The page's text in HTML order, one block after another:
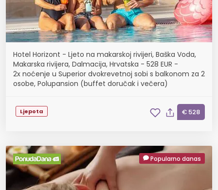
Hotel Horizont - Ljeto na makarskoj rivijeri, Baška Voda,
Makarska rivijera, Dalmacija, Hrvatska - 528 EUR -
2x noćenje u Superior dvokrevetnoj sobi s balkonom za 2
osobe, Polupansion (buffet doručak i večera)
Ljepota € 528
Popularno danas